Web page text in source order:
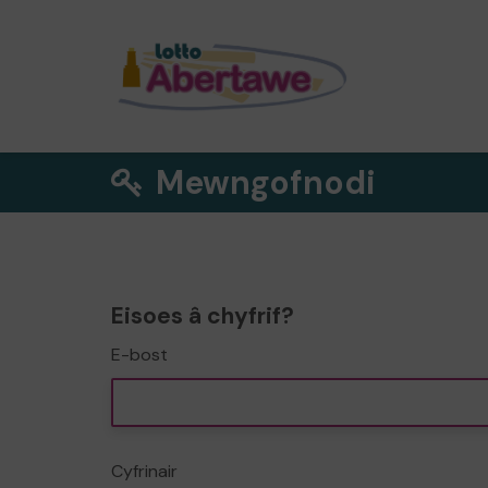
Mewngofnodi
Eisoes â chyfrif?
E-bost
Cyfrinair